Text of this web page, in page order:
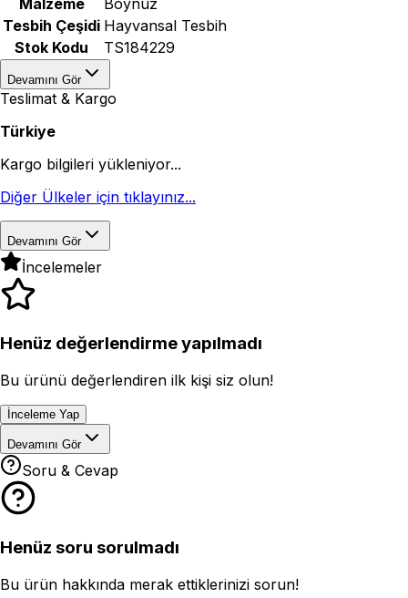
Tesbih Çeşidi Hayvansal Tesbih
Stok Kodu
TS184229
Devamını Gör
Teslimat & Kargo
Türkiye
Kargo bilgileri yükleniyor...
Diğer Ülkeler için tıklayınız...
Devamını Gör
İncelemeler
Henüz değerlendirme yapılmadı
Bu ürünü değerlendiren ilk kişi siz olun!
İnceleme Yap
Devamını Gör
Soru & Cevap
Henüz soru sorulmadı
Bu ürün hakkında merak ettiklerinizi sorun!